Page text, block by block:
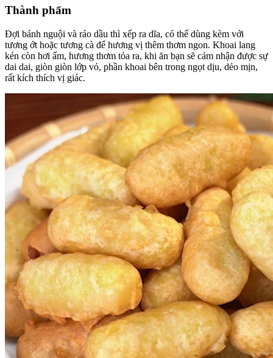
Thành phẩm
Đợi bánh nguội và ráo dầu thì xếp ra dĩa, có thể dùng kèm với
tương ớt hoặc tương cà để hương vị thêm thơm ngon. Khoai lang
kén còn hơi ấm, hương thơm tỏa ra, khi ăn bạn sẽ cảm nhận được sự
dai dai, giòn giòn lớp vỏ, phần khoai bên trong ngọt dịu, dẻo mịn,
rất kích thích vị giác.